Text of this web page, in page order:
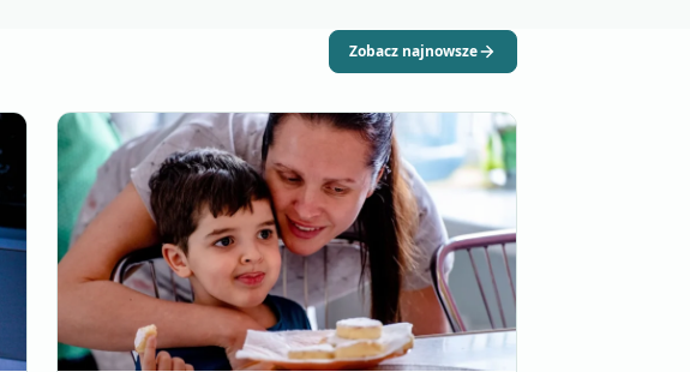
Zobacz najnowsze